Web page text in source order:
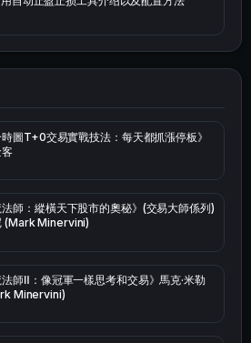
時圖T+0交易實戰技法：每天都抓漲停板》
客
法師：縱橫天下股市的奧秘》(交易大師係列)
(Mark Minervini)
法師Ⅱ：像冠軍一樣思考和交易》馬克·米勒
Minervini)